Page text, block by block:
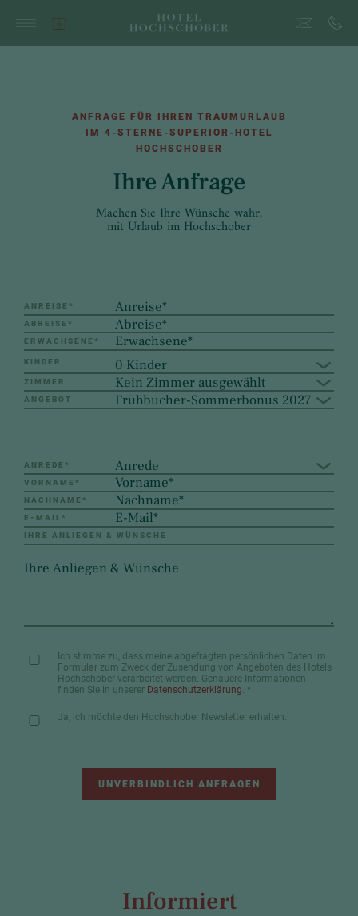
ANFRAGE FÜR IHREN TRAUMURLAUB
IM 4-STERNE-SUPERIOR-HOTEL
HOCHSCHOBER
Ihre Anfrage
Machen Sie Ihre Wünsche wahr,
mit Urlaub im Hochschober
ANREISE *
ABREISE *
ERWACHSENE *
KINDER 0 Kinder
ZIMMER Kein Zimmer ausgewählt
ANGEBOT Frühbucher-Sommerbonus 2027
ANREDE * Anrede
VORNAME *
NACHNAME *
E-MAIL *
IHRE ANLIEGEN & WÜNSCHE
Ich stimme zu, dass meine abgefragten persönlichen Daten im
Formular zum Zweck der Zusendung von Angeboten des Hotels
Hochschober verarbeitet werden. Genauere Informationen
finden Sie in unserer Datenschutzerklärung. *
Ja, ich möchte den Hochschober Newsletter erhalten.
UNVERBINDLICH ANFRAGEN
Informiert